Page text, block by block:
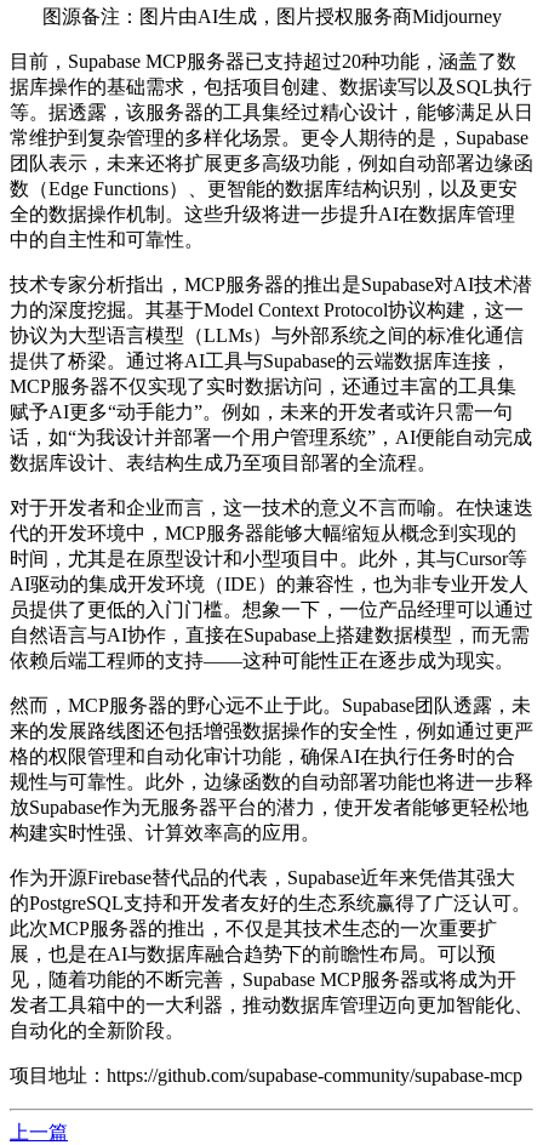
图源备注：图片由AI生成，图片授权服务商Midjourney
目前，Supabase MCP服务器已支持超过20种功能，涵盖了数
据库操作的基础需求，包括项目创建、数据读写以及SQL执行
等。据透露，该服务器的工具集经过精心设计，能够满足从日
常维护到复杂管理的多样化场景。更令人期待的是，Supabase
团队表示，未来还将扩展更多高级功能，例如自动部署边缘函
数（Edge Functions）、更智能的数据库结构识别，以及更安
全的数据操作机制。这些升级将进一步提升AI在数据库管理
中的自主性和可靠性。
技术专家分析指出，MCP服务器的推出是Supabase对AI技术潜
力的深度挖掘。其基于Model Context Protocol协议构建，这一
协议为大型语言模型（LLMs）与外部系统之间的标准化通信
提供了桥梁。通过将AI工具与Supabase的云端数据库连接，
MCP服务器不仅实现了实时数据访问，还通过丰富的工具集
赋予AI更多“动手能力”。例如，未来的开发者或许只需一句
话，如“为我设计并部署一个用户管理系统”，AI便能自动完成
数据库设计、表结构生成乃至项目部署的全流程。
对于开发者和企业而言，这一技术的意义不言而喻。在快速迭
代的开发环境中，MCP服务器能够大幅缩短从概念到实现的
时间，尤其是在原型设计和小型项目中。此外，其与Cursor等
AI驱动的集成开发环境（IDE）的兼容性，也为非专业开发人
员提供了更低的入门门槛。想象一下，一位产品经理可以通过
自然语言与AI协作，直接在Supabase上搭建数据模型，而无需
依赖后端工程师的支持——这种可能性正在逐步成为现实。
然而，MCP服务器的野心远不止于此。Supabase团队透露，未
来的发展路线图还包括增强数据操作的安全性，例如通过更严
格的权限管理和自动化审计功能，确保AI在执行任务时的合
规性与可靠性。此外，边缘函数的自动部署功能也将进一步释
放Supabase作为无服务器平台的潜力，使开发者能够更轻松地
构建实时性强、计算效率高的应用。
作为开源Firebase替代品的代表，Supabase近年来凭借其强大
的PostgreSQL支持和开发者友好的生态系统赢得了广泛认可。
此次MCP服务器的推出，不仅是其技术生态的一次重要扩
展，也是在AI与数据库融合趋势下的前瞻性布局。可以预
见，随着功能的不断完善，Supabase MCP服务器或将成为开
发者工具箱中的一大利器，推动数据库管理迈向更加智能化、
自动化的全新阶段。
项目地址：https://github.com/supabase-community/supabase-mcp
上一篇